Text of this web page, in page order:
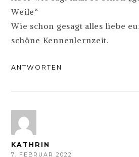
Weile“
Wie schon gesagt alles liebe
schöne Kennenlernzeit.
ANTWORTEN
KATHRIN
7. FEBRUAR 2022